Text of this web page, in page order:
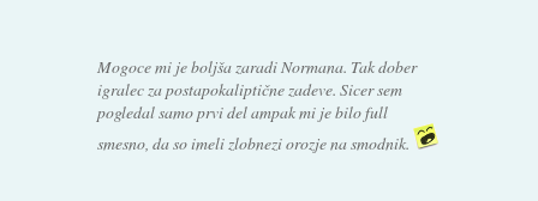
Mogoce mi je boljša zaradi Normana. Tak dober
igralec za postapokaliptične zadeve. Sicer sem
pogledal samo prvi del ampak mi je bilo full
smesno, da so imeli zlobnezi orozje na smodnik.